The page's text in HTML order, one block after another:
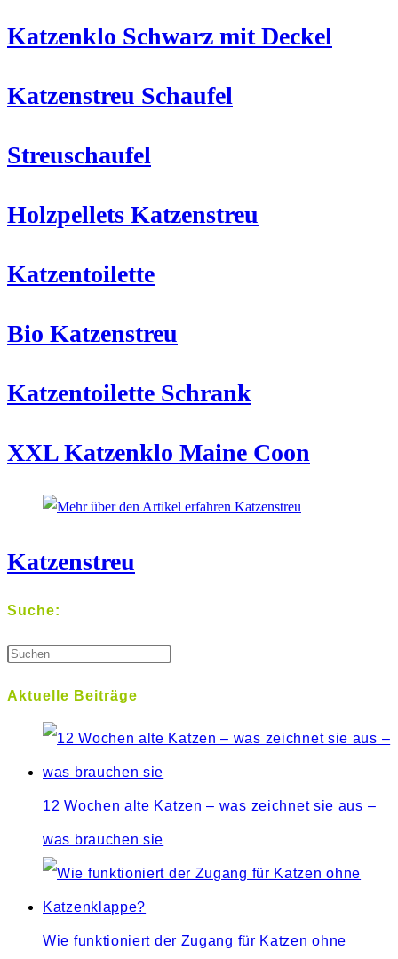
Katzenklo Schwarz mit Deckel
Katzenstreu Schaufel
Streuschaufel
Holzpellets Katzenstreu
Katzentoilette
Bio Katzenstreu
Katzentoilette Schrank
XXL Katzenklo Maine Coon
Katzenstreu
Suche:
Aktuelle Beiträge
12 Wochen alte Katzen – was zeichnet sie aus –
was brauchen sie
Wie funktioniert der Zugang für Katzen ohne